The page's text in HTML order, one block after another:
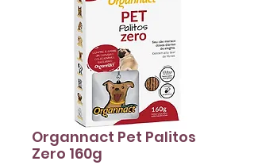
Organnact Pet Palitos
Zero 160g